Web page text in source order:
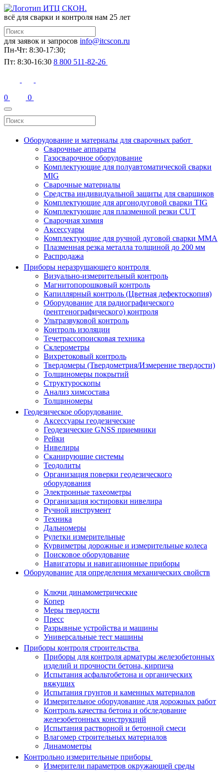
всё для сварки и контроля нам 25 лет
для заявок и запросов info@itcscon.ru
Пн-Чт: 8:30-17:30;
Пт: 8:30-16:30 8 800 511-82-26
0 0
Оборудование и материалы для сварочных работ
Сварочные аппараты
Газосварочное оборудование
Комплектующие для полуавтоматической сварки
MIG
Сварочные материалы
Средства индивидуальной защиты для сварщиков
Комплектующие для аргонодуговой сварки TIG
Комплектующие для плазменной резки CUT
Сварочная химия
Аксессуары
Комплектующие для ручной дуговой сварки MMA
Плазменная резка металла толщиной до 200 мм
Распродажа
Приборы неразрушающего контроля
Визуально-измерительный контроль
Магнитопорошковый контроль
Капиллярный контроль (Цветная дефектоскопия)
Оборудование для радиографического
(рентгенографического) контроля
Ультразвуковой контроль
Контроль изоляции
Течетрассопоисковая техника
Склерометры
Вихретоковый контроль
Твердомеры (Твердометрия/Измерение твердости)
Толщиномеры покрытий
Структуроскопы
Анализ химсостава
Толщиномеры
Геодезическое оборудование
Аксессуары геодезические
Геодезические GNSS приемники
Рейки
Нивелиры
Сканирующие системы
Теодолиты
Организация поверки геодезического
оборудования
Электронные тахеометры
Организация юстировки нивелира
Ручной инструмент
Техника
Дальномеры
Рулетки измерительные
Курвиметры дорожные и измерительные колеса
Поисковое оборудование
Навигаторы и навигационные приборы
Оборудование для определения механических свойств
Ключи динамометрические
Копер
Меры твердости
Пресс
Разрывные устройства и машины
Универсальные тест машины
Приборы контроля строительства
Приборы для контроля арматуры железобетонных
изделий и прочности бетона, кирпича
Испытания асфальтобетона и органических
вяжущих
Испытания грунтов и каменных материалов
Измерительное оборудование для дорожных работ
Контроль качества бетона и обследование
железобетонных конструкций
Испытания растворной и бетонной смеси
Влагомер строительных материалов
Динамометры
Контрольно измерительные приборы
Измерители параметров окружающей среды